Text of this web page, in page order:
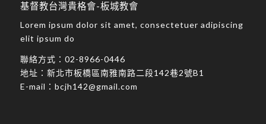
基督教台灣貴格會-板城教會
Lorem ipsum dolor sit amet, consectetuer adipiscing
elit ipsum do
聯絡方式： 02-8966-0446
地址： 新北市板橋區南雅南路二段142巷2號B1
E-mail： bcjh142@gmail.com